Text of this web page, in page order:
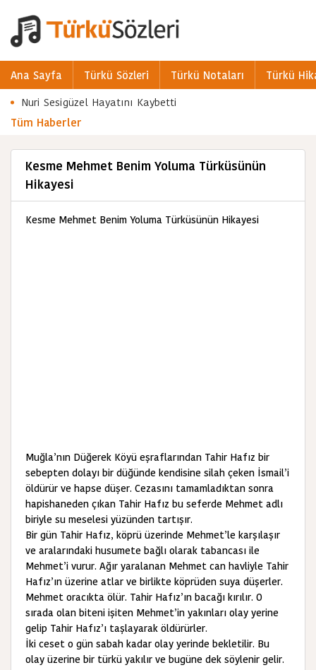
Ana Sayfa Türkü Sözleri Türkü Notaları
Türkü
Nuri Sesigüzel Hayatını Kaybetti
Tüm Haberler
Kesme Mehmet Benim Yoluma Türküsünün
Hikayesi
Kesme Mehmet Benim Yoluma Türküsünün Hikayesi
Muğla’nın Düğerek Köyü eşraflarından Tahir Hafız bir
sebepten dolayı bir düğünde kendisine silah çeken İsmail’i
öldürür ve hapse düşer. Cezasını tamamladıktan sonra
hapishaneden çıkan Tahir Hafız bu seferde Mehmet adlı
biriyle su meselesi yüzünden tartışır.
Bir gün Tahir Hafız, köprü üzerinde Mehmet’le karşılaşır
ve aralarındaki husumete bağlı olarak tabancası ile
Mehmet’i vurur. Ağır yaralanan Mehmet can havliyle Tahir
Hafız’ın üzerine atlar ve birlikte köprüden suya düşerler.
Mehmet oracıkta ölür. Tahir Hafız’ın bacağı kırılır. O
sırada olan biteni işiten Mehmet’in yakınları olay yerine
gelip Tahir Hafız’ı taşlayarak öldürürler.
İki ceset o gün sabah kadar olay yerinde bekletilir. Bu
olay üzerine bir türkü yakılır ve bugüne dek söylenir gelir.